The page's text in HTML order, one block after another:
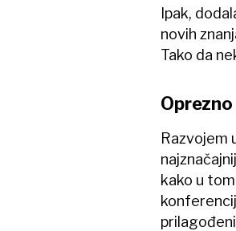
Ipak,
novih
Tako da
Razvojem
kako u